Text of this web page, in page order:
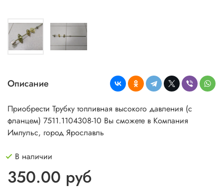
Описание
Приобрести Трубку топливная высокого давления (с
фланцем) 7511.1104308-10 Вы сможете в Компания
Импульс, город Ярославль
В наличии
350.00 руб